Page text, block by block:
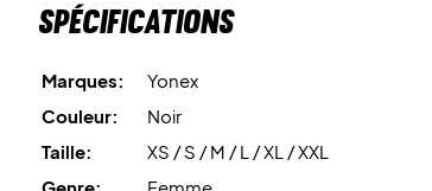
Spécifications
Marques:
Yonex
Couleur:
Noir
Taille:
XS / S / M / L / XL / XXL